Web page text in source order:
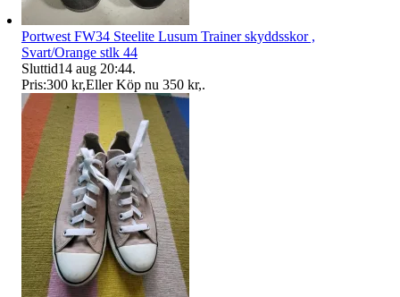
Portwest FW34 Steelite Lusum Trainer skyddsskor ,
Svart/Orange stlk 44
Sluttid14 aug 20:44.
Pris:300 kr,Eller Köp nu 350 kr,.